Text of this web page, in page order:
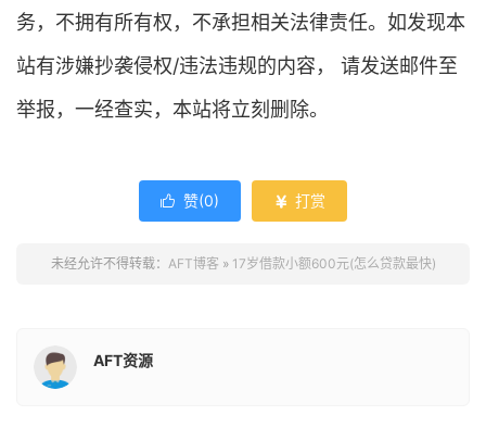
务，不拥有所有权，不承担相关法律责任。如发现本
站有涉嫌抄袭侵权/违法违规的内容， 请发送邮件至
举报，一经查实，本站将立刻删除。
 赞(0)  打赏
未经允许不得转载： AFT博客 » 17岁借款小额600元(怎么贷款最快)
AFT资源